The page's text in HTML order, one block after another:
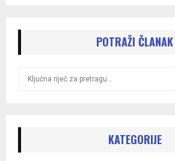
POTRAŽI ČLANAK
KATEGORIJE